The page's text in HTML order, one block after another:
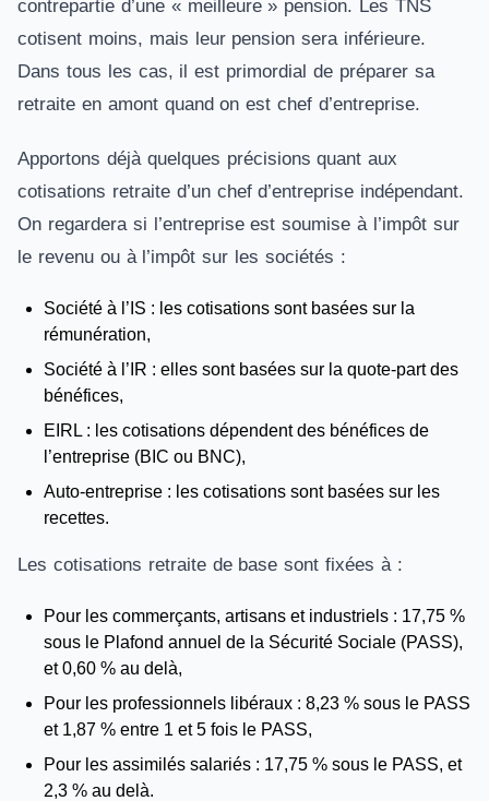
contrepartie d’une « meilleure » pension. Les TNS
cotisent moins, mais leur pension sera inférieure.
Dans tous les cas, il est primordial de préparer sa
retraite en amont quand on est chef d’entreprise.
Apportons déjà quelques précisions quant aux
cotisations retraite d’un chef d’entreprise indépendant.
On regardera si l’entreprise est soumise à l’impôt sur
le revenu ou à l’impôt sur les sociétés :
Société à l’IS : les cotisations sont basées sur la
rémunération,
Société à l’IR : elles sont basées sur la quote-part des
bénéfices,
EIRL : les cotisations dépendent des bénéfices de
l’entreprise (BIC ou BNC),
Auto-entreprise : les cotisations sont basées sur les
recettes.
Les cotisations retraite de base sont fixées à :
Pour les commerçants, artisans et industriels : 17,75 %
sous le Plafond annuel de la Sécurité Sociale (PASS),
et 0,60 % au delà,
Pour les professionnels libéraux : 8,23 % sous le PASS
et 1,87 % entre 1 et 5 fois le PASS,
Pour les assimilés salariés : 17,75 % sous le PASS, et
2,3 % au delà.